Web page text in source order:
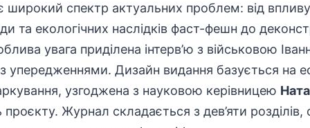
спектр актуальних проблем: від
та екологічних наслідків фаст-фешн до
увага приділена інтерв’ю з військовою
упередженнями. Дизайн видання базується на
узгоджена з науковою керівницею
проєкту. Журнал складається з дев’яти